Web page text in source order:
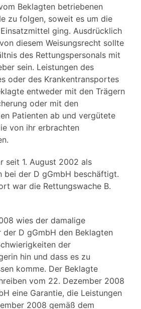
Beklagten betriebenen
zu folgen, soweit es um die
ging. Ausdrücklich
diesem Weisungsrecht sollte
des Rettungspersonals mit
sein. Leistungen des
oder des Krankentransportes
entweder mit den Trägern
oder mit den
Patienten ab und vergütete
von ihr erbrachten
seit 1. August 2002 als
bei der D gGmbH beschäftigt.
war die Rettungswache B.
wies der damalige
der D gGmbH den Beklagten
der
hin und dass es zu
komme. Der Beklagte
vom 22. Dezember 2008
eine Garantie, die Leistungen
2008 gemäß dem